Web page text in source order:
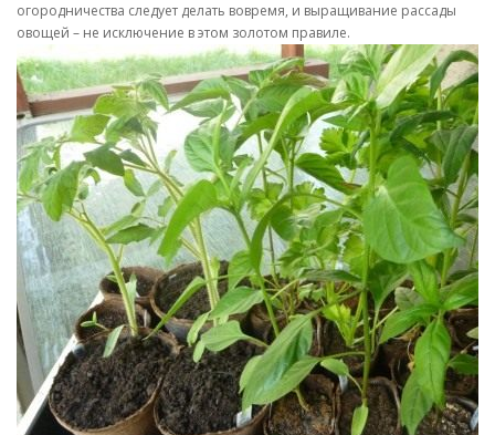
огородничества следует делать вовремя, и выращивание рассады
овощей – не исключение в этом золотом правиле.